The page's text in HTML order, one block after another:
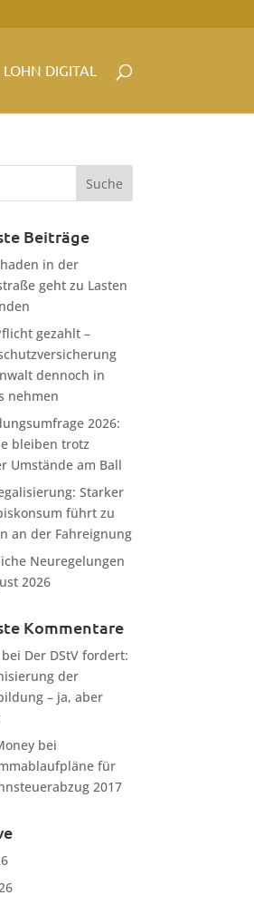
LOHN DIGITAL
Beiträge
in der
geht zu Lasten
gezahlt –
dennoch in
nehmen
2026:
bleiben trotz
Umstände am Ball
Starker
führt zu
an der Fahreignung
Neuregelungen
2026
Kommentare
bei Der DStV fordert:
der
– ja, aber
bei
für
2017